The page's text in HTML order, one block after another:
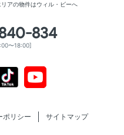
アの物件はウィル・ビーへ
834
〜18:00]
Tiktok
ポリシー サイトマップ